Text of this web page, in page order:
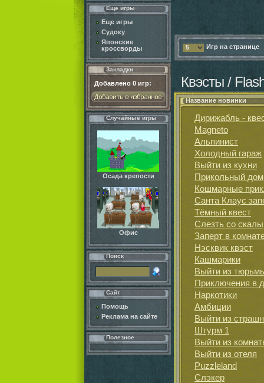
Еще игры
Еще игры
Судоку
Японские
кроссворды
Закладки
Добавлено 0 игр:
Случайные игры
Осада крепости
Офис
Поиск
Сайт
Помощь
Реклама на сайте
Полезное
5 Игр на странице
Квэсты /
Название новинки
Дирижабль -
Magneto
Альпинист
Холодный гараж
Выйти из кухни
Прикольный дом
Кошмарные
Санта Клаус
Тёмный квест
Слезть со скалы
Заперт в
Нэсквик квэст
Кашмарики
Выйти из
Приключения в
Наркотики
Амбиции
Выйти из
Штурм 1
Выйти из
Выйти из отеля
Puzzleland
Слэкер